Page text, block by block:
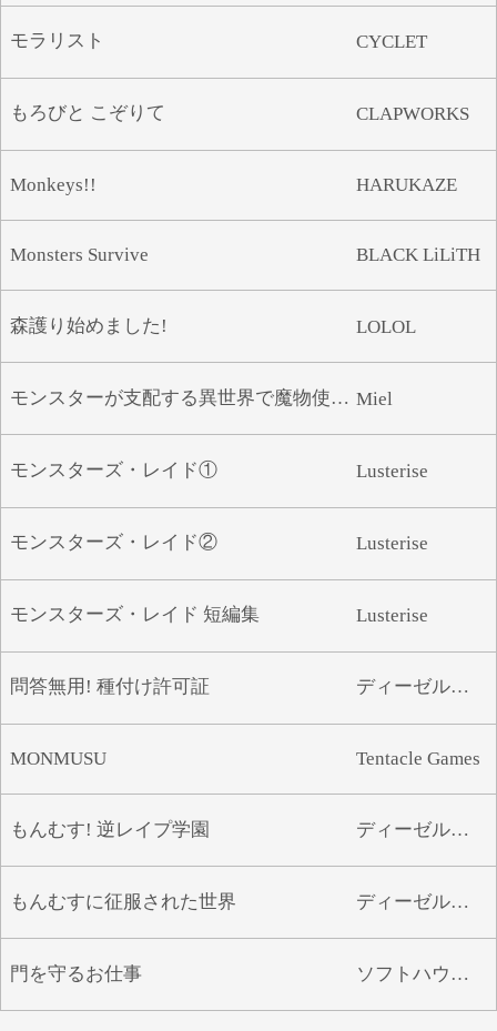
モラリスト CYCLET
もろびと こぞりて CLAPWORKS
Monkeys!! HARUKAZE
Monsters Survive BLACK LiLiTH
森護り始めました! LOLOL
モンスターが支配する異世界で魔物使いになって孕ませハントで救世主になる Miel
モンスターズ・レイド① Lusterise
モンスターズ・レイド② Lusterise
モンスターズ・レイド 短編集 Lusterise
問答無用! 種付け許可証 ディーゼルマイン
MONMUSU Tentacle Games
もんむす! 逆レイプ学園 ディーゼルマインMf
もんむすに征服された世界 ディーゼルマインMf
門を守るお仕事 ソフトハウスキャラ